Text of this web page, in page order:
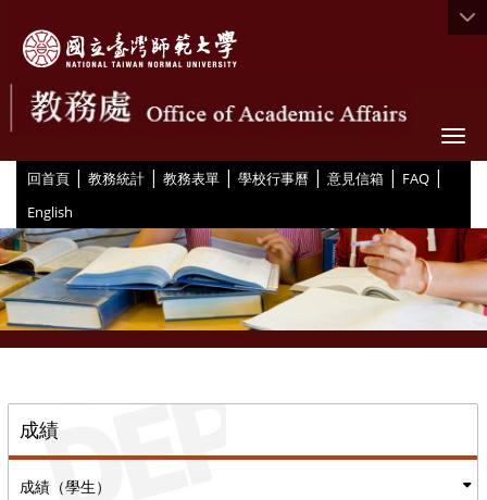
回首頁 | 教務統計 | 教務表單 | 學校行事曆 | 意見信箱 | FAQ |
English
成績
成績（學生）